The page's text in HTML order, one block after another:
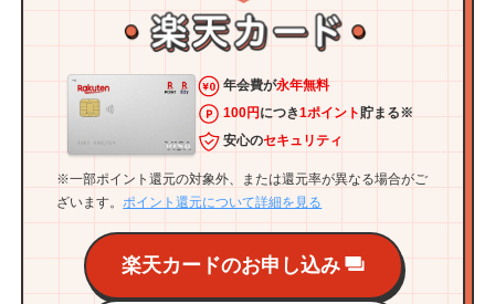
年会費が永年無料
100円 につき1ポイント貯まる※
安心のセキュリティ
※一部ポイント還元の対象外、または還元率が異なる場合がご
ざいます。ポイント還元について詳細を見る
楽天カードのお申し込み